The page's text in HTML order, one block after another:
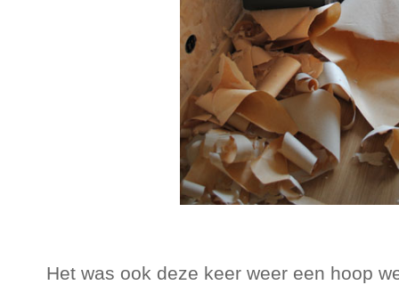
Het was ook deze keer weer een hoop